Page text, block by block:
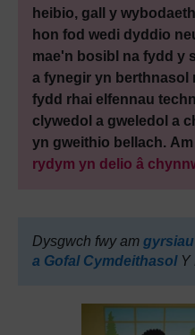
heibio, gall y
hon fod wedi dyddio
mae'n bosibl na fydd y
a fynegir yn berthnasol
fydd rhai elfennau
clywedol a gweledol a
yn gweithio bellach.
rydym yn delio â
Dysgwch fwy am
a Gofal Cymdeithasol Y